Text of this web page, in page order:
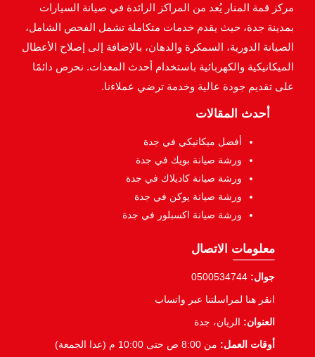
مركز قمة المنار يُعد من المراكز الرائدة في صيانة السيارات
بمدينة جدة، حيث يقدم خدمات متكاملة تشمل الفحص الشامل،
الصيانة الدورية، السمكرة والدهان، بالإضافة إلى إصلاح الأعطال
الميكانيكية والكهربائية باستخدام أحدث المعدات. نحرص دائمًا
على تقديم جودة عالية وخدمة ترضي عملاءنا.
أحدث المقالات
أفضل ميكانيكي في جدة
ورشة صيانة بويك في جدة
ورشة صيانة كاديلاك في جدة
ورشة صيانة يوكن في جدة
ورشة صيانة اكسبلور في جدة
معلومات الاتصال
جوال: 0500534744
انقر هنا لمراسلتنا عبر واتساب
العنوان: الريان، جدة
أوقات العمل: من 8:00 ص حتى 10:00 م (عدا الجمعة)